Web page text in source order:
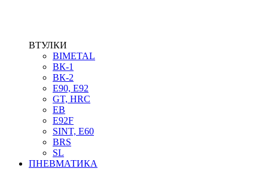
ВТУЛКИ
BIMETAL
ВК-1
ВК-2
Е90, E92
GT, HRC
EB
Е92F
SINT, E60
BRS
SL
ПНЕВМАТИКА